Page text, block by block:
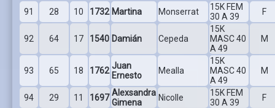
91 28 10 1732 Martina Monserrat
15K FEM
30 A 39
F
92 64 17 1540 Damián Cepeda
15K
MASC 40
A 49
M
93 65 18 1762 Juan
Ernesto
Mealla
15K
MASC 40
A 49
M
94 29 11 1697 Alexsandra
Gimena
Nicolle
15K FEM
30 A 39
F